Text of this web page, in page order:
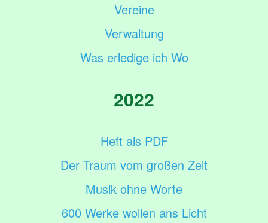
Vereine
Verwaltung
Was erledige ich Wo
2022
Heft als PDF
Der Traum vom großen Zelt
Musik ohne Worte
600 Werke wollen ans Licht